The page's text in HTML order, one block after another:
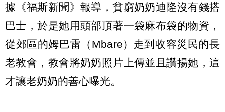
據《福斯新聞》報導，貧窮奶奶迪隆沒有錢搭
巴士，於是她用頭部頂著一袋麻布袋的物資，
從郊區的姆巴雷（Mbare）走到收容災民的長
老教會，教會將奶奶照片上傳並且讚揚她，這
才讓老奶奶的善心曝光。